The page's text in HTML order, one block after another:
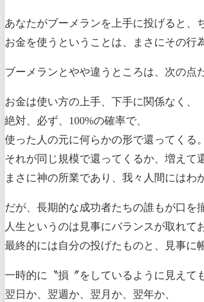
あなたがブーメランを上手に投げると、
お金を使うということは、まさにその行
ブーメランとやや違うところは、次の点だ
お金は使い方の上手、下手に関係なく、
絶対、必ず、100%の確率で、
使った人の元に何らかの形で還ってくる。
それが同じ規模で還ってくるか、増えて
まさに神の所業であり、我々人間にはわ
だが、長期的な成功者たちの誰もが口を
人生というのは見事にバランスが取れて
最終的には自分の投げたものと、見事に
一時的に〝損〞をしているように見えて
翌日か、翌週か、翌月か、翌年か、